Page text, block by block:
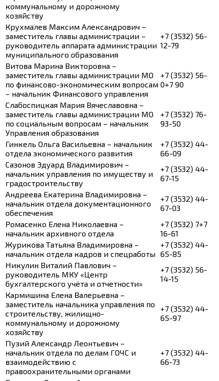
коммунальному и дорожному
хозяйству
Крухмалев Максим Александрович –
заместитель главы администрации –
руководитель аппарата администрации
муниципального образования
+7 (3532) 56-
12-79
Витова Марина Викторовна –
заместитель главы администрации МО
по финансово-экономическим вопросам
– начальник Финансового управления
+7 (3532) 56-
0+7 90
Слабоспицкая Мария Вячеславовна –
заместитель главы администрации МО
по социальным вопросам – начальник
Управления образования
+7 (3532) 76-
93-50
Гинкель Ольга Васильевна – начальник
отдела экономического развития
+7 (3532) 44-
66-09
Сазонов Эдуард Владимирович –
начальник управления по имуществу и
градостроительству
+7 (3532) 44-
67-15
Андреева Екатерина Владимировна –
начальник отдела документационного
обеспечения
+7 (3532) 44-
67-03
Ромасенко Елена Николаевна –
начальник архивного отдела
+7 (3532) 7+7
16-61
Журикова Татьяна Владимировна –
начальник отдела кадров и спецработы
+7 (3532) 44-
65-85
Никулин Виталий Павлович –
руководитель МКУ «Центр
бухгалтерского учёта и отчетности»
+7 (3532) 56-
14-15
Кармишина Елена Валерьевна –
заместитель начальника управления по
строительству, жилищно-
коммунальному и дорожному
хозяйству
+7 (3532) 44-
65-97
Пузий Александр Леонтьевич –
начальник отдела по делам ГОЧС и
взаимодействию с
правоохранительными органами
+7 (3532) 44-
66-73